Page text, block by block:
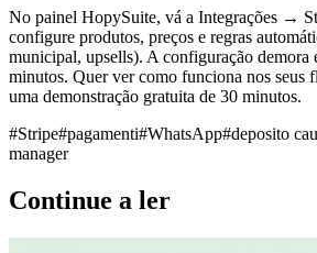
No painel HopySuite, vá a Integrações →
configure produtos, preços e regras
municipal, upsells). A configuração demora
minutos. Quer ver como funciona nos seus
uma demonstração gratuita de 30 minutos.
#Stripe#pagamenti#WhatsApp#deposito
manager
Continue a ler